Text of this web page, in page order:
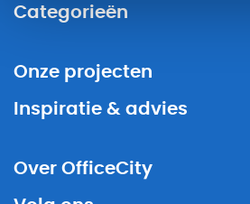
Categorieën
Onze projecten
Inspiratie & advies
Over OfficeCity